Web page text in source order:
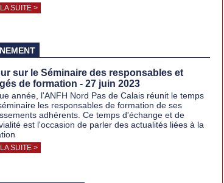
SUITE >
sur le Séminaire des responsables et
de formation - 27 juin 2023
année, l'ANFH Nord Pas de Calais réunit le temps
les responsables de formation de ses
adhérents. Ce temps d'échange et de
est l'occasion de parler des actualités liées à la
SUITE >